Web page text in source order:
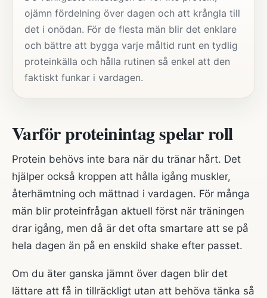
ojämn fördelning över dagen och att krångla till
det i onödan. För de flesta män blir det enklare
och bättre att bygga varje måltid runt en tydlig
proteinkälla och hålla rutinen så enkel att den
faktiskt funkar i vardagen.
Varför proteinintag spelar roll
Protein behövs inte bara när du tränar hårt. Det
hjälper också kroppen att hålla igång muskler,
återhämtning och mättnad i vardagen. För många
män blir proteinfrågan aktuell först när träningen
drar igång, men då är det ofta smartare att se på
hela dagen än på en enskild shake efter passet.
Om du äter ganska jämnt över dagen blir det
lättare att få in tillräckligt utan att behöva tänka så